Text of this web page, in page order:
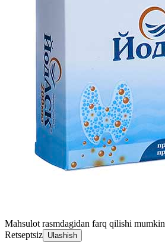
Mahsulot rasmdagidan farq qilishi mumkin
Retseptsiz Ulashish